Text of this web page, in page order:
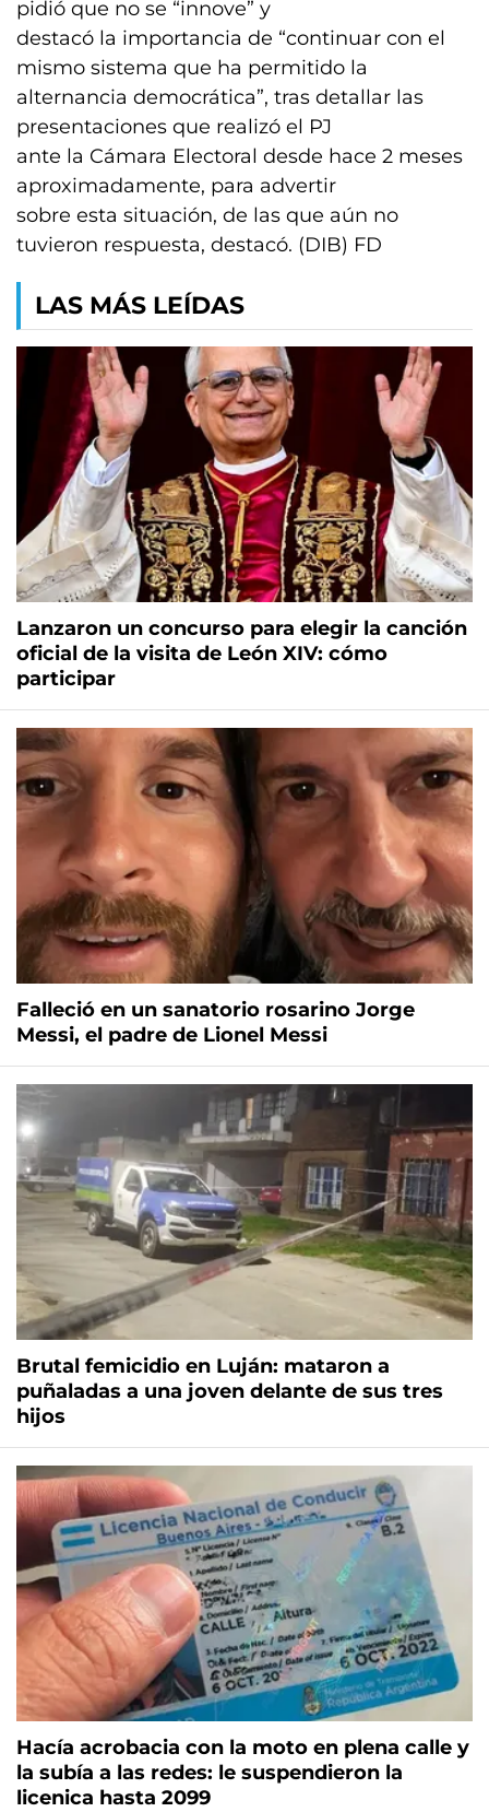
pidió que no se “innove” y
destacó la importancia de “continuar con el
mismo sistema que ha permitido la
alternancia democrática”, tras detallar las
presentaciones que realizó el PJ
ante la Cámara Electoral desde hace 2 meses
aproximadamente, para advertir
sobre esta situación, de las que aún no
tuvieron respuesta, destacó. (DIB) FD
LAS MÁS LEÍDAS
Lanzaron un concurso para elegir la canción
oficial de la visita de León XIV: cómo
participar
Falleció en un sanatorio rosarino Jorge
Messi, el padre de Lionel Messi
Brutal femicidio en Luján: mataron a
puñaladas a una joven delante de sus tres
hijos
Hacía acrobacia con la moto en plena calle y
la subía a las redes: le suspendieron la
licenica hasta 2099